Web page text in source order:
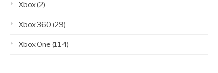
Xbox(2)
Xbox 360 (29)
Xbox One (114)